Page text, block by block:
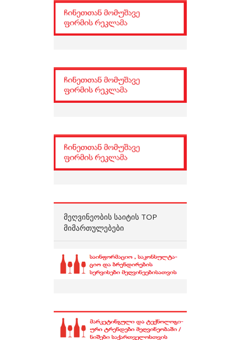
ᲛᲔᲦᲕᲘᲜᲔᲝᲑᲘᲡ ᲡᲐᲘᲢᲘᲡ TOP
ᲛᲘᲛᲐᲠᲗᲣᲚᲔᲑᲔᲑᲘ